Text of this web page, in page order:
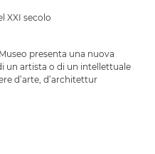
XXI secolo
presenta una nuova
un artista o di un intellettuale
d’arte, d’architettur